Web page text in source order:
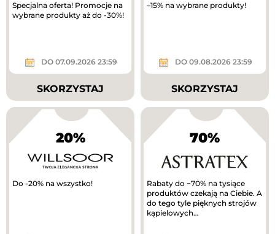
Specjalna oferta! Promocje na
wybrane produkty aż do -30%!
DO 07.09.2026 23:59
SKORZYSTAJ
–15% na wybrane produkty!
DO 09.08.2026 23:59
SKORZYSTAJ
20%
Do -20% na wszystko!
70%
Rabaty do −70% na tysiące
produktów czekają na Ciebie. A
do tego tyle pięknych strojów
kąpielowych…